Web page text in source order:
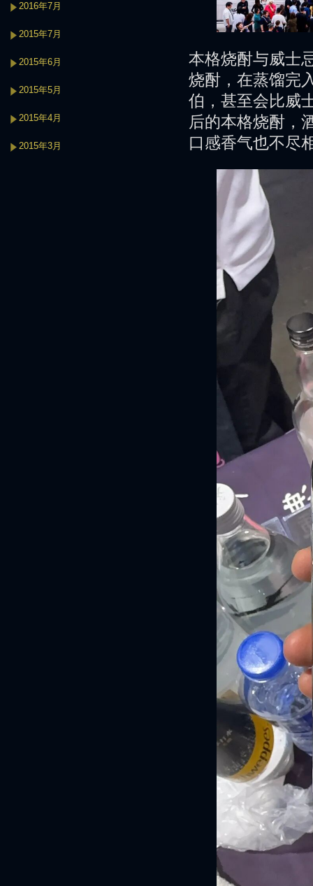
本格烧酎与威士
烧酎，在蒸馏完
伯，甚至会比威
后的本格烧酎，
口感香气也不尽
2016年7月
2015年7月
2015年6月
2015年5月
2015年4月
2015年3月